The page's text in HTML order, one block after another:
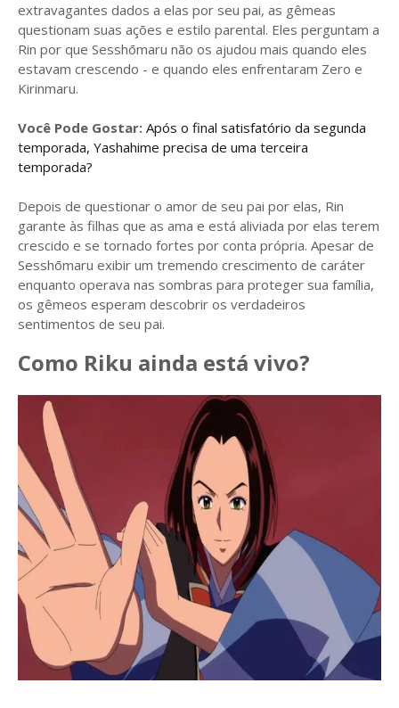
extravagantes dados a elas por seu pai, as gêmeas
questionam suas ações e estilo parental. Eles perguntam a
Rin por que Sesshōmaru não os ajudou mais quando eles
estavam crescendo - e quando eles enfrentaram Zero e
Kirinmaru.
Você Pode Gostar: Após o final satisfatório da segunda
temporada, Yashahime precisa de uma terceira
temporada?
Depois de questionar o amor de seu pai por elas, Rin
garante às filhas que as ama e está aliviada por elas terem
crescido e se tornado fortes por conta própria. Apesar de
Sesshōmaru exibir um tremendo crescimento de caráter
enquanto operava nas sombras para proteger sua família,
os gêmeos esperam descobrir os verdadeiros
sentimentos de seu pai.
Como Riku ainda está vivo?